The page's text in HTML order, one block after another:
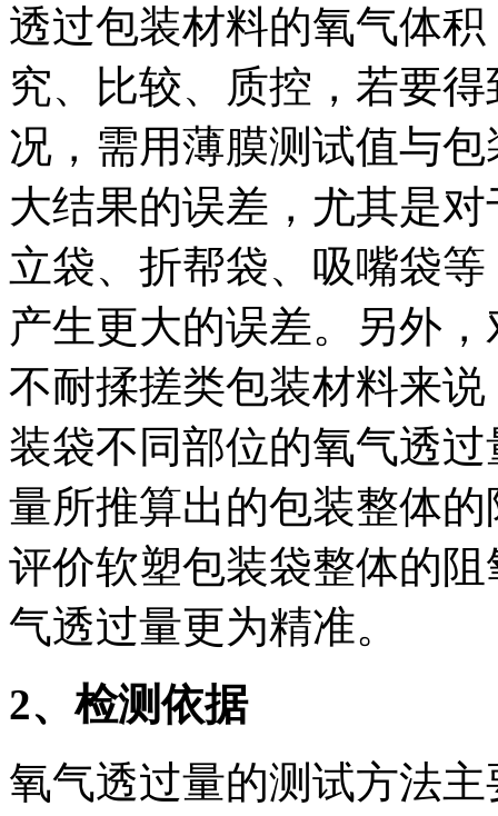
透过包装材料的氧气体
究、比较、质控，若要
况，需用薄膜测试值与
大结果的误差，尤其是
立袋、折帮袋、吸嘴袋
产生更大的误差。另外
不耐揉搓类包装材料来
装袋不同部位的氧气透
量所推算出的包装整体
评价软塑包装袋整体的
气透过量更为精准。
2、检测依据
氧气透过量的测试方法